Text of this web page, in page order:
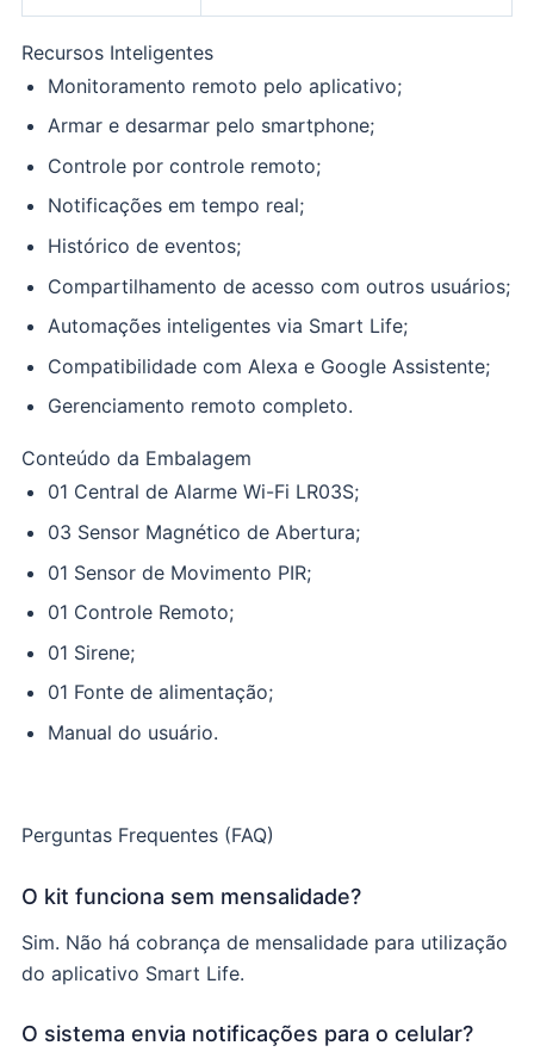
Recursos Inteligentes
Monitoramento remoto pelo aplicativo;
Armar e desarmar pelo smartphone;
Controle por controle remoto;
Notificações em tempo real;
Histórico de eventos;
Compartilhamento de acesso com outros usuários;
Automações inteligentes via Smart Life;
Compatibilidade com Alexa e Google Assistente;
Gerenciamento remoto completo.
Conteúdo da Embalagem
01 Central de Alarme Wi-Fi LR03S;
03 Sensor Magnético de Abertura;
01 Sensor de Movimento PIR;
01 Controle Remoto;
01 Sirene;
01 Fonte de alimentação;
Manual do usuário.
Perguntas Frequentes (FAQ)
O kit funciona sem mensalidade?
Sim. Não há cobrança de mensalidade para utilização
do aplicativo Smart Life.
O sistema envia notificações para o celular?